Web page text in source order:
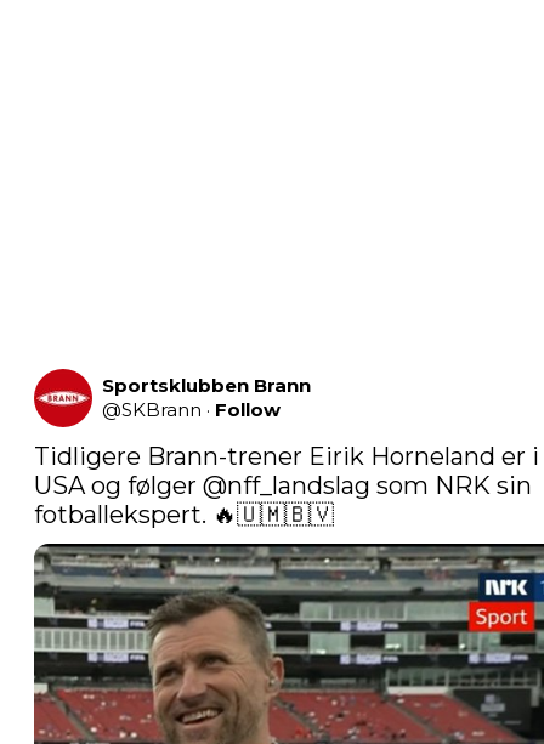
Sportsklubben Brann
@SKBrann · Follow
Tidligere Brann-trener Eirik Horneland er i
USA og følger @nff_landslag som NRK sin
fotballekspert. 🔥🇺🇲🇧🇻